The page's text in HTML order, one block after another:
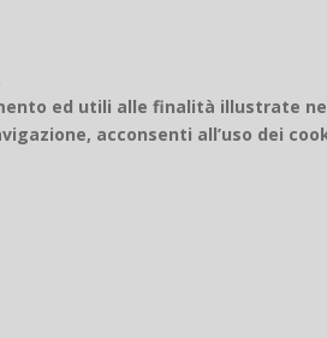
ed utili alle finalità illustrate
acconsenti all’uso dei